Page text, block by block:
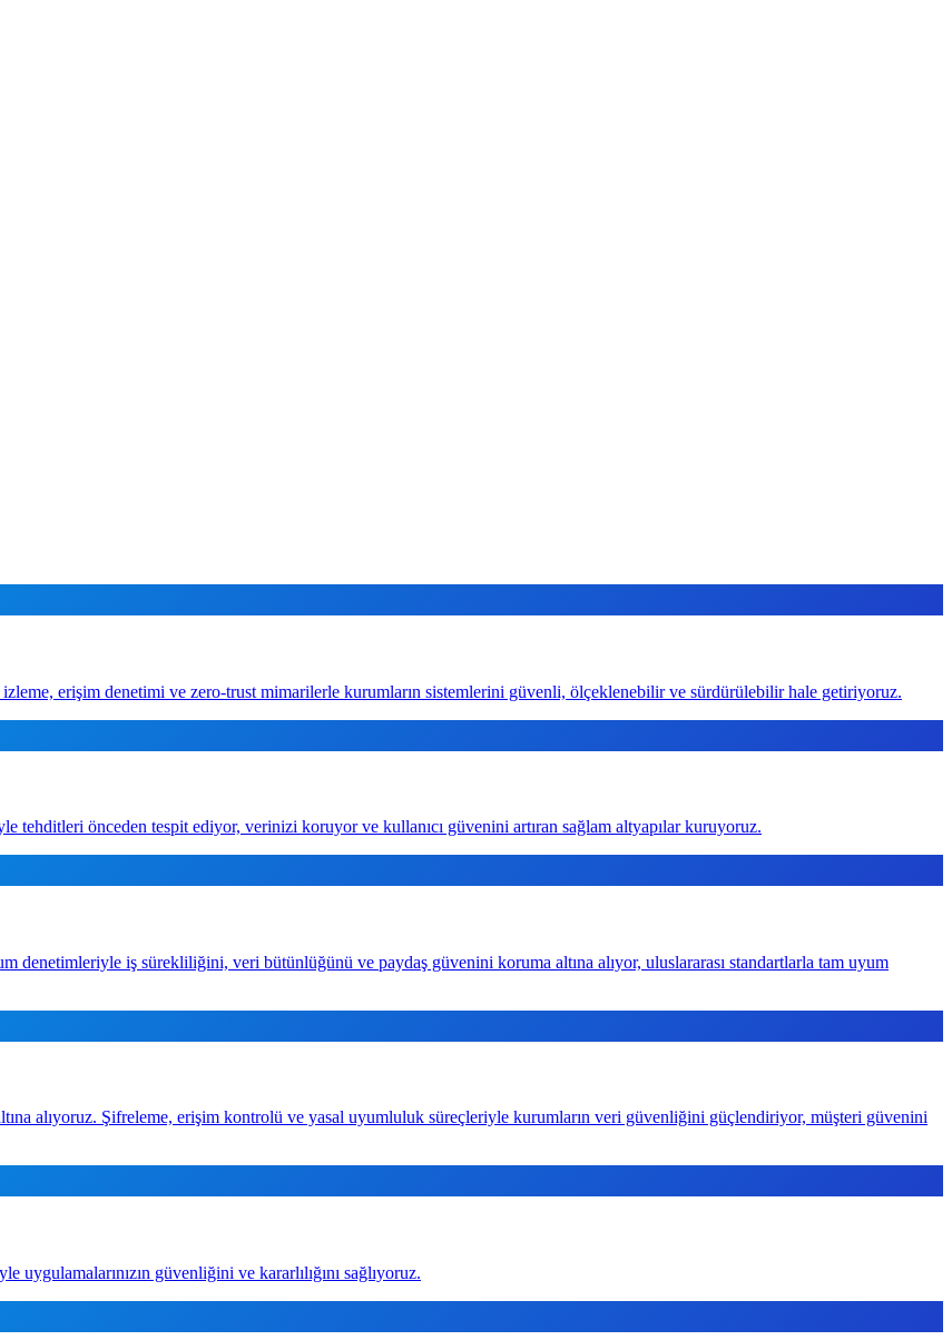
izleme, erişim denetimi ve zero-trust mimarilerle kurumların sistemlerini güvenli, ölçeklenebilir ve sürdürülebilir hale getiriyoruz.
önceden tespit ediyor, verinizi koruyor ve kullanıcı güvenini artıran sağlam altyapılar kuruyoruz.
denetimleriyle iş sürekliliğini, veri bütünlüğünü ve paydaş güvenini koruma altına alıyor, uluslararası standartlarla tam uyum
alıyoruz. Şifreleme, erişim kontrolü ve yasal uyumluluk süreçleriyle kurumların veri güvenliğini güçlendiriyor, müşteri güvenini
güvenliğini ve kararlılığını sağlıyoruz.